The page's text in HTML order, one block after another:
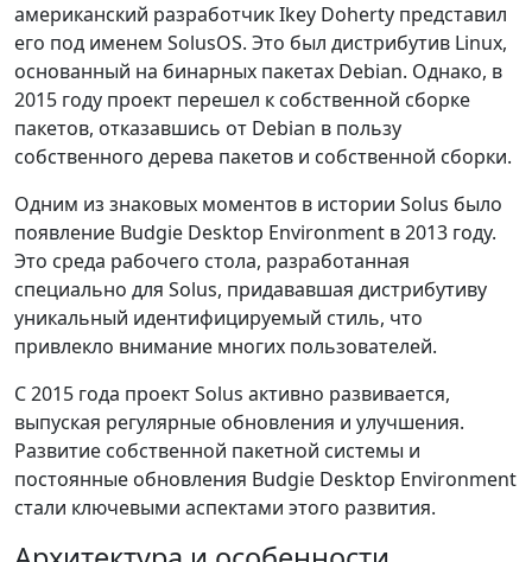
американский разработчик Ikey Doherty представил
его под именем SolusOS. Это был дистрибутив Linux,
основанный на бинарных пакетах Debian. Однако, в
2015 году проект перешел к собственной сборке
пакетов, отказавшись от Debian в пользу
собственного дерева пакетов и собственной сборки.
Одним из знаковых моментов в истории Solus было
появление Budgie Desktop Environment в 2013 году.
Это среда рабочего стола, разработанная
специально для Solus, придававшая дистрибутиву
уникальный идентифицируемый стиль, что
привлекло внимание многих пользователей.
С 2015 года проект Solus активно развивается,
выпуская регулярные обновления и улучшения.
Развитие собственной пакетной системы и
постоянные обновления Budgie Desktop Environment
стали ключевыми аспектами этого развития.